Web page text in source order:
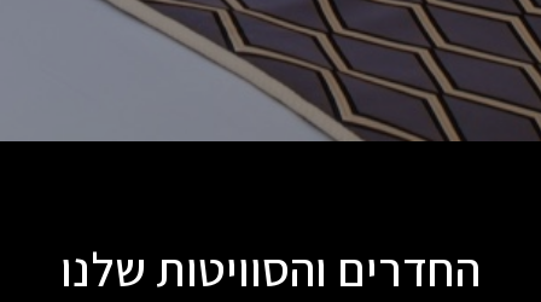
החדרים והסוויטות שלנו